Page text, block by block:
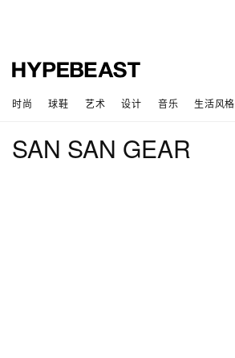
时尚 球鞋 艺术 设计 音乐 生活风格
SAN SAN GEAR